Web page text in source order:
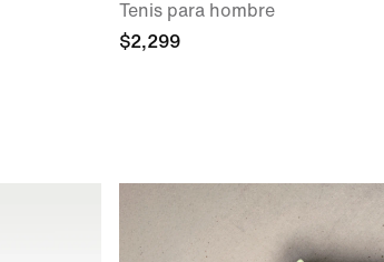
Tenis para hombre
$2,299